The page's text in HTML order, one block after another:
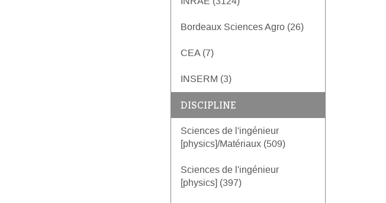
Bordeaux Sciences Agro (26)
CEA (7)
INSERM (3)
DISCIPLINE
Sciences de l'ingénieur
[physics]/Matériaux (509)
Sciences de l'ingénieur
[physics] (397)